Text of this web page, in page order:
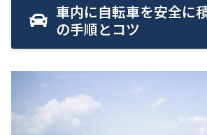
車内に自転車を安全に
の手順とコツ